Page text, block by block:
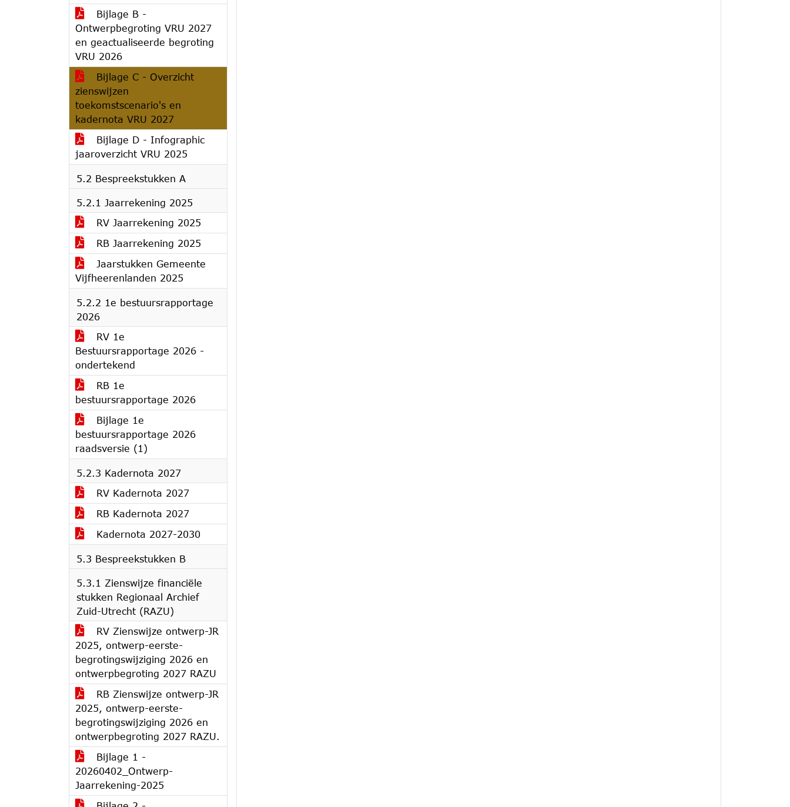
Bijlage B -
Ontwerpbegroting VRU 2027
en geactualiseerde begroting
VRU 2026
Bijlage C - Overzicht
zienswijzen
toekomstscenario's en
kadernota VRU 2027
Bijlage D - Infographic
jaaroverzicht VRU 2025
5.2 Bespreekstukken A
5.2.1 Jaarrekening 2025
RV Jaarrekening 2025
RB Jaarrekening 2025
Jaarstukken Gemeente
Vijfheerenlanden 2025
5.2.2 1e bestuursrapportage
2026
RV 1e
Bestuursrapportage 2026 -
ondertekend
RB 1e
bestuursrapportage 2026
Bijlage 1e
bestuursrapportage 2026
raadsversie (1)
5.2.3 Kadernota 2027
RV Kadernota 2027
RB Kadernota 2027
Kadernota 2027-2030
5.3 Bespreekstukken B
5.3.1 Zienswijze financiële
stukken Regionaal Archief
Zuid-Utrecht (RAZU)
RV Zienswijze ontwerp-JR
2025, ontwerp-eerste-
begrotingswijziging 2026 en
ontwerpbegroting 2027 RAZU
RB Zienswijze ontwerp-JR
2025, ontwerp-eerste-
begrotingswijziging 2026 en
ontwerpbegroting 2027 RAZU.
Bijlage 1 -
20260402_Ontwerp-
Jaarrekening-2025